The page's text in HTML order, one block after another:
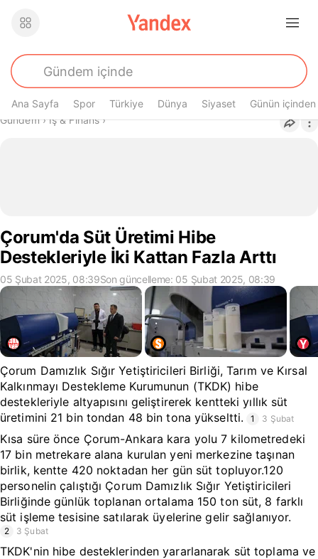
Ana Sayfa Spor Türkiye Dünya Siyaset Günün içinden
Buradasın
Gündem› İş & Finans›
Çorum'da Süt Üretimi Hibe
Destekleriyle İki Kattan Fazla Arttı
05 Şubat 2025, 08:39Son güncelleme: 05 Şubat 2025, 08:39
Çorum Damızlık Sığır Yetiştiricileri Birliği, Tarım ve Kırsal
Kalkınmayı Destekleme Kurumunun (TKDK) hibe
destekleriyle altyapısını geliştirerek kentteki yıllık süt
üretimini 21 bin tondan 48 bin tona yükseltti.
1 3 Şubat
Kısa süre önce Çorum-Ankara kara yolu 7 kilometredeki
17 bin metrekare alana kurulan yeni merkezine taşınan
birlik, kentte 420 noktadan her gün süt topluyor.120
personelin çalıştığı Çorum Damızlık Sığır Yetiştiricileri
Birliğinde günlük toplanan ortalama 150 ton süt, 8 farklı
süt işleme tesisine satılarak üyelerine gelir sağlanıyor.
2 3 Şubat
TKDK'nin hibe desteklerinden yararlanarak süt toplama ve